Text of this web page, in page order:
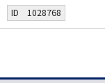
ID 1028768